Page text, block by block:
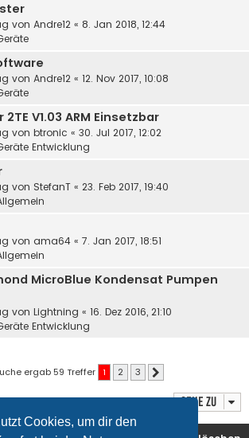
Cookies, um dir den
von Andre12 « 8. Jan 2018, 12:44
von Andre12 « 12. Nov 2017, 10:08
V1.03 ARM Einsetzbar
von btronic « 30. Jul 2017, 12:02
Entwicklung
von StefanT « 23. Feb 2017, 19:40
von ama64 « 7. Jan 2017, 18:51
MicroBlue Kondensat Pumpen
von Lightning « 16. Dez 2016, 21:10
Entwicklung
ergab 59 Treffer 1 2 3
Gehe zu